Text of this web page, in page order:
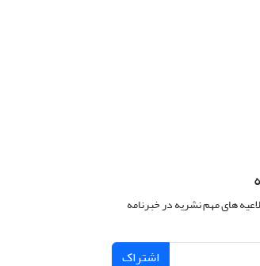
های مهم نشریه در خبرنامه
اشتراک